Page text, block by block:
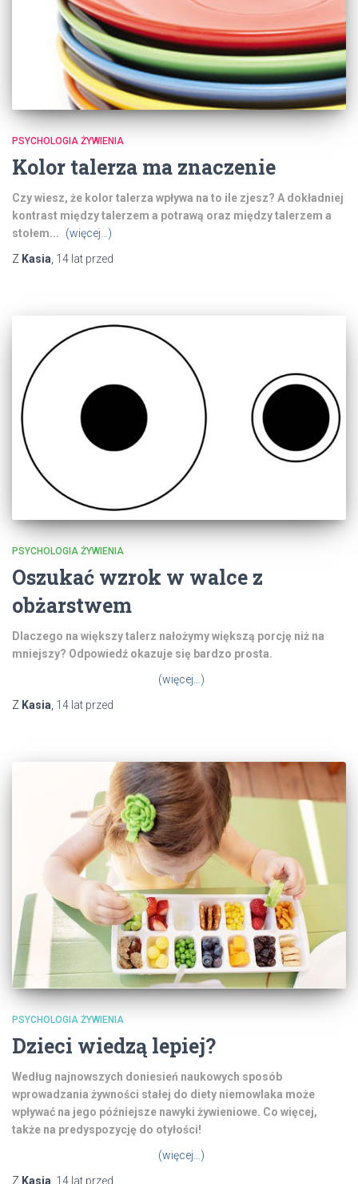
PSYCHOLOGIA ŻYWIENIA
Kolor talerza ma znaczenie
Czy wiesz, że kolor talerza wpływa na to ile zjesz? A dokładniej
kontrast między talerzem a potrawą oraz między talerzem a
stołem...
(więcej…)
Z Kasia 14 lat przed
PSYCHOLOGIA ŻYWIENIA
Oszukać wzrok w walce z
obżarstwem
Dlaczego na większy talerz nałożymy większą porcję niż na
mniejszy? Odpowiedź okazuje się bardzo prosta.
(więcej…)
Z Kasia 14 lat przed
PSYCHOLOGIA ŻYWIENIA
Dzieci wiedzą lepiej?
Według najnowszych doniesień naukowych sposób
wprowadzania żywności stałej do diety niemowlaka może
wpływać na jego późniejsze nawyki żywieniowe. Co więcej,
także na predyspozycję do otyłości!
(więcej…)
Z Kasia 14 lat przed